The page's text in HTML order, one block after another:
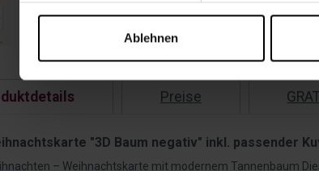
Ablehnen
Preise
"3D Baum negativ" inkl. passender
– Weihnachtskarte mit modernem Tannenbaum